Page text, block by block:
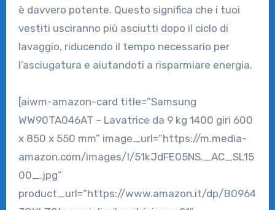
è davvero potente. Questo significa che i tuoi
vestiti usciranno più asciutti dopo il ciclo di
lavaggio, riducendo il tempo necessario per
l’asciugatura e aiutandoti a risparmiare energia.
[aiwm-amazon-card title=”Samsung
WW90TA046AT – Lavatrice da 9 kg 1400 giri 600
x 850 x 550 mm” image_url=”https://m.media-
amazon.com/images/I/51kJdFE05NS._AC_SL15
00_.jpg”
product_url=”https://www.amazon.it/dp/B0964